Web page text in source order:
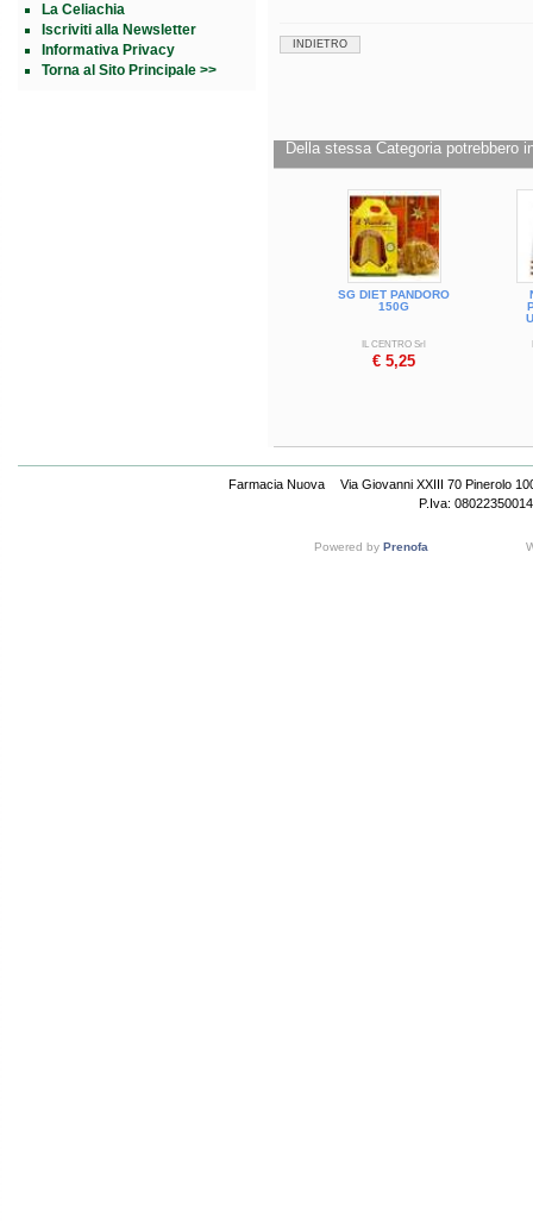
La Celiachia
Iscriviti alla Newsletter
Informativa Privacy
Torna al Sito Principale >>
Formato
INDIETRO
Della stessa Categoria potrebbero
SG DIET PANDORO
150G
IL CENTRO Srl
€ 5,25
Farmacia Nuova
Via Giovanni XXIII 70 Pinerolo
P.Iva: 08022350014
Powered by Prenofa